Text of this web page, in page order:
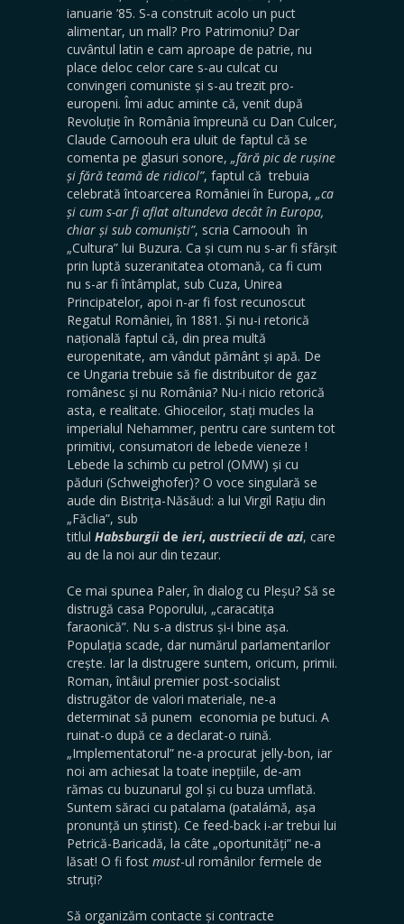
ianuarie ’85. S-a construit acolo un puct
alimentar, un mall? Pro Patrimoniu? Dar
cuvântul latin e cam aproape de patrie, nu
place deloc celor care s-au culcat cu
convingeri comuniste și s-au trezit pro-
europeni. Îmi aduc aminte că, venit după
Revoluție în România împreună cu Dan Culcer,
Claude Carnoouh era uluit de faptul că se
comenta pe glasuri sonore, „fără pic de rușine
și fără teamă de ridicol”, faptul că trebuia
celebrată întoarcerea României în Europa, „ca
și cum s-ar fi aflat altundeva decât în Europa,
chiar și sub comuniști”, scria Carnoouh în
„Cultura” lui Buzura. Ca și cum nu s-ar fi sfârșit
prin luptă suzeranitatea otomană, ca fi cum
nu s-ar fi întâmplat, sub Cuza, Unirea
Principatelor, apoi n-ar fi fost recunoscut
Regatul României, în 1881. Și nu-i retorică
națională faptul că, din prea multă
europenitate, am vândut pământ și apă. De
ce Ungaria trebuie să fie distribuitor de gaz
românesc și nu România? Nu-i nicio retorică
asta, e realitate. Ghioceilor, stați mucles la
imperialul Nehammer, pentru care suntem tot
primitivi, consumatori de lebede vieneze !
Lebede la schimb cu petrol (OMW) și cu
păduri (Schweighofer)? O voce singulară se
aude din Bistrița-Năsăud: a lui Virgil Rațiu din
„Făclia”, sub
titlul Habsburgiide ieri, austriecii de azi, care
au de la noi aur din tezaur.
Ce mai spunea Paler, în dialog cu Pleșu? Să se
distrugă casa Poporului, „caracatița
faraonică”. Nu s-a distrus și-i bine așa.
Populația scade, dar numărul parlamentarilor
crește. Iar la distrugere suntem, oricum, primii.
Roman, întâiul premier post-socialist
distrugător de valori materiale, ne-a
determinat să punem economia pe butuci. A
ruinat-o după ce a declarat-o ruină.
„Implementatorul” ne-a procurat jelly-bon, iar
noi am achiesat la toate inepțiile, de-am
rămas cu buzunarul gol și cu buza umflată.
Suntem săraci cu patalama (patalámă, așa
pronunță un știrist). Ce feed-back i-ar trebui lui
Petrică-Baricadă, la câte „oportunități” ne-a
lăsat! O fi fost must-ul românilor fermele de
struți?
Să organizăm contacte și contracte